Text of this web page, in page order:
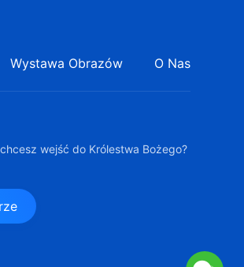
(Rozdział trzeci)
Słowo Boże | „Punkt siódmy:
Wystawa Obrazów O Nas
wejść do Królestwa Bożego?